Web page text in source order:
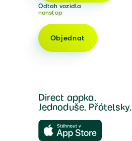
Odtah vozidla
nonstop
Objednat
Direct appka.
Jednoduše. Přátelsky.